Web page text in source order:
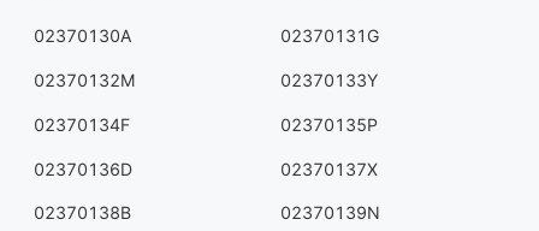
02370130A 02370131G
02370132M 02370133Y
02370134F 02370135P
02370136D 02370137X
02370138B 02370139N